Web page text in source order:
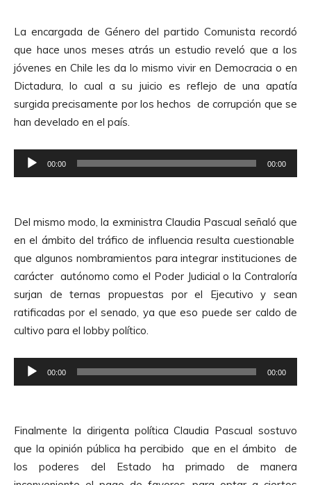
i
o
o
d
u
c
t
o
r
u
d
i
o
La encargada de Género del partido Comunista recordó
que hace unos meses atrás un estudio reveló que a los
jóvenes en Chile les da lo mismo vivir en Democracia o en
Dictadura, lo cual a su juicio es reflejo de una apatía
surgida precisamente por los hechos de corrupción que se
han develado en el país.
e
o
d
u
c
t
o
r
d
d
i
o
00:00 00:00
Del mismo modo, la exministra Claudia Pascual señaló que
en el ámbito del tráfico de influencia resulta cuestionable
que algunos nombramientos para integrar instituciones de
carácter autónomo como el Poder Judicial o la Contraloría
surjan de ternas propuestas por el Ejecutivo y sean
ratificadas por el senado, ya que eso puede ser caldo de
cultivo para el lobby político.
e
o
d
u
00:00 00:00
Finalmente la dirigenta política Claudia Pascual sostuvo
que la opinión pública ha percibido que en el ámbito de
los poderes del Estado ha primado de manera